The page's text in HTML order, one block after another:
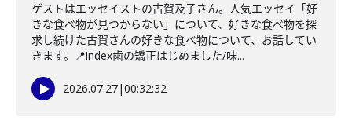
ゲストはエッセイストの古賀及子さん。人気エッセイ「好
きな食べ物が見つからない」について、好きな食べ物を探
求し続けた古賀さんの好きな食べ物について、お話してい
きます。📍index歯の矯正はじめました/味...
2026.07.27|00:32:32